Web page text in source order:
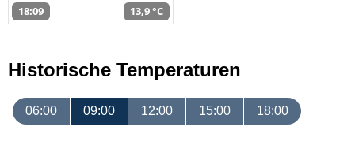
18:09 13,9 °C
Historische Temperaturen
06:00 09:00 12:00 15:00 18:00